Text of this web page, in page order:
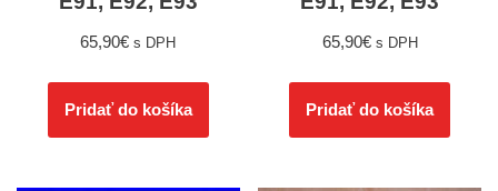
65,90€ s DPH
Pridať do košíka
65,90€ s DPH
Pridať do košíka